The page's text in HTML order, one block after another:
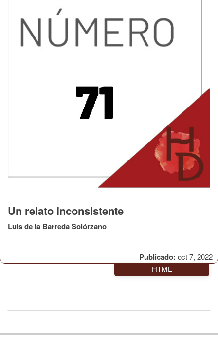
Publicado: oct 7, 2022
Un relato inconsistente
Luis de la Barreda Solórzano
HTML